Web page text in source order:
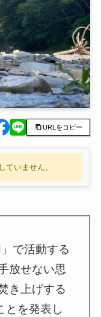
URLをコピー
ていません。
で活動する
放せない思
き上げする
とを発表し